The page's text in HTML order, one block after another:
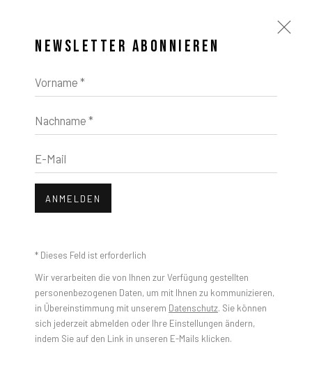
JAVIER MARTIN: LIGHTS
APPROPRIATION
NEWSLETTER ABONNIEREN
Vorname *
Nachname *
E-Mail
ANMELDEN
* Dieses Feld ist erforderlich
Wir verarbeiten die von Ihnen zur Verfügung gestellten
personenbezogenen Daten, um mit Ihnen zu kommunizieren,
in Übereinstimmung mit unserem Datenschutz. Sie können
sich jederzeit abmelden oder Ihre Einstellungen ändern,
indem Sie auf den Link in unseren E-Mails klicken.